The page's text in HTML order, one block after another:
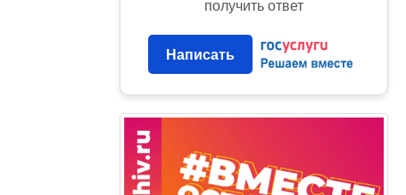
получить ответ
Написать